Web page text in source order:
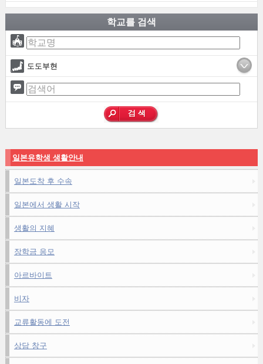
학교를 검색
도도부현
일본유학생 생활안내
일본도착 후 수속
일본에서 생활 시작
생활의 지혜
장학금 응모
아르바이트
비자
교류활동에 도전
상담 창구